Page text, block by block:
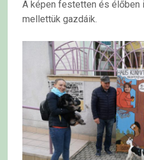
A képen festetten és élőben
mellettük gazdáik.